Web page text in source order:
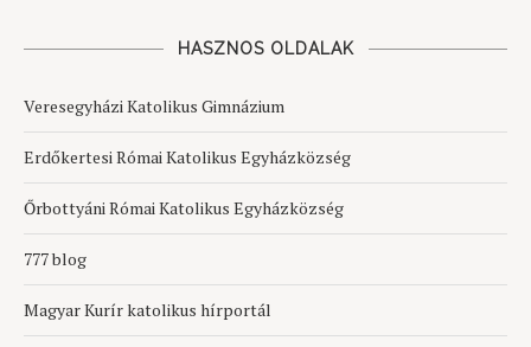
HASZNOS OLDALAK
Veresegyházi Katolikus Gimnázium
Erdőkertesi Római Katolikus Egyházközség
Őrbottyáni Római Katolikus Egyházközség
777 blog
Magyar Kurír katolikus hírportál